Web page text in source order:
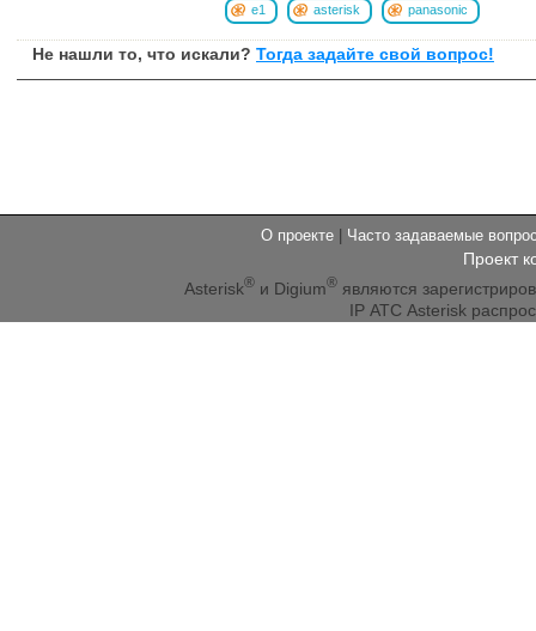
e1 asterisk panasonic
Не нашли то, что искали? Тогда задайте свой вопрос!
О проекте | Часто задаваемые
Проект
Asterisk®и Digium®являются
IP АТС Asterisk